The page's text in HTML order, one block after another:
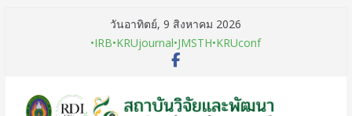
วันอาทิตย์, 9 สิงหาคม 2026
•IRB•KRUjournal•JMSTH•KRUconf